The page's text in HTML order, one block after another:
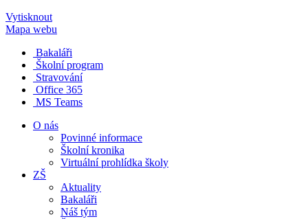
Vytisknout
Mapa webu
Bakaláři
Školní program
Stravování
Office 365
MS Teams
O nás
Povinné informace
Školní kronika
Virtuální prohlídka školy
ZŠ
Aktuality
Bakaláři
Náš tým